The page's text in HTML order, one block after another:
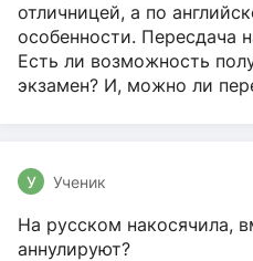
отличницей, а по
особенности. Пересдача
Есть ли возможность
экзамен? И, можно ли
У Ученик
На русском накосячила,
аннулируют?